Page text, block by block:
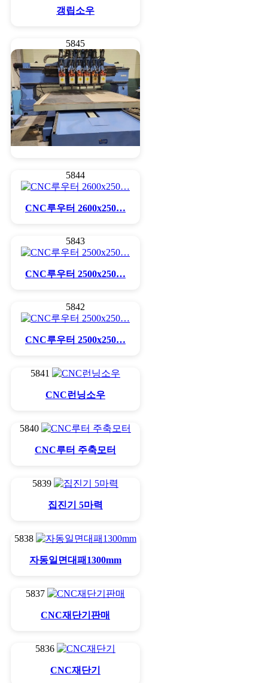
갱립소우
5845
5844
CNC루우터 2600x250…
5843
CNC루우터 2500x250…
5842
CNC루우터 2500x250…
5841
CNC런닝소우
5840
CNC루터 주축모터
5839
집진기 5마력
5838
자동일면대패1300mm
5837
CNC재단기판매
5836
CNC재단기